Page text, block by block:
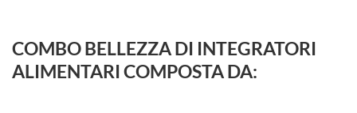
COMBO BELLEZZA DI INTEGRATORI
ALIMENTARI COMPOSTA DA: